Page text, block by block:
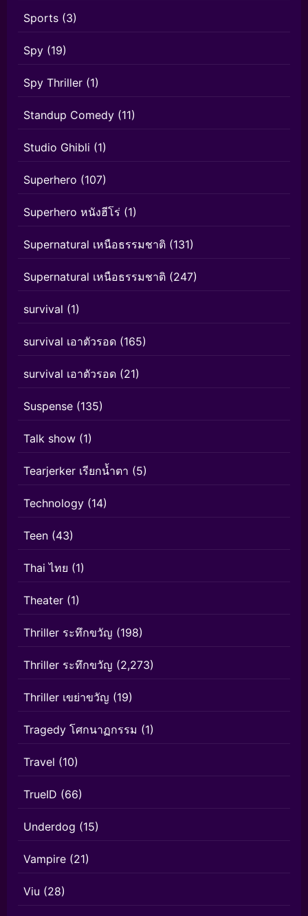
Sports (3)
Spy (19)
Spy Thriller (1)
Standup Comedy (11)
Studio Ghibli (1)
Superhero (107)
Superhero หนังฮีโร่ (1)
Supernatural เหนือธรรมชาติ (131)
Supernatural เหนือธรรมชาติ (247)
survival (1)
survival เอาตัวรอด (165)
survival เอาตัวรอด (21)
Suspense (135)
Talk show (1)
Tearjerker เรียกน้ำตา (5)
Technology (14)
Teen (43)
Thai ไทย (1)
Theater (1)
Thriller ระทึกขวัญ (198)
Thriller ระทึกขวัญ (2,273)
Thriller เขย่าขวัญ (19)
Tragedy โศกนาฏกรรม (1)
Travel (10)
TrueID (66)
Underdog (15)
Vampire (21)
Viu (28)